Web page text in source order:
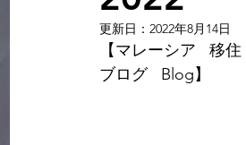
更新日： 2022年8月14日
【マレーシア   移
ブログ   Blog】